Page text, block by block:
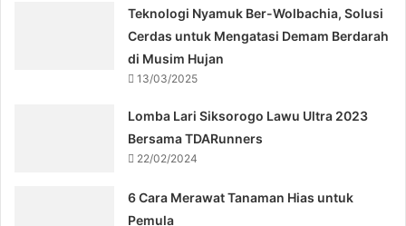
Teknologi Nyamuk Ber-Wolbachia, Solusi
Cerdas untuk Mengatasi Demam Berdarah
di Musim Hujan
13/03/2025
Lomba Lari Siksorogo Lawu Ultra 2023
Bersama TDARunners
22/02/2024
6 Cara Merawat Tanaman Hias untuk
Pemula